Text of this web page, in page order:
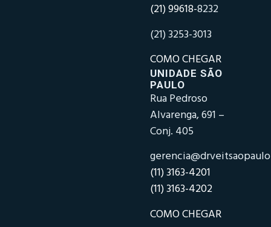
(21) 99618-8232
(21) 3253-3013
COMO CHEGAR
UNIDADE SÃO
PAULO
Rua Pedroso
Alvarenga, 691 –
Conj. 405
(11) 3163-4201
(11) 3163-4202
COMO CHEGAR